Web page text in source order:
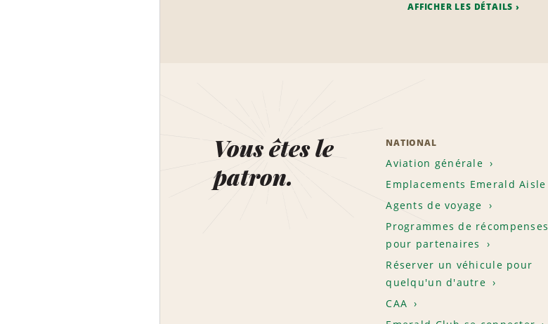
AFFICHER LES DÉTAILS
Vous êtes le
patron.
NATIONAL
Aviation générale
Emplacements Emerald Aisle
Agents de voyage
Programmes de récompenses
pour partenaires
Réserver un véhicule pour
quelqu'un d'autre
CAA